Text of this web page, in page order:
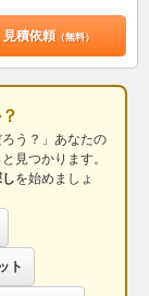
積依頼（無料）
う？」あなたの
見つかります。
を始めましょ
ト